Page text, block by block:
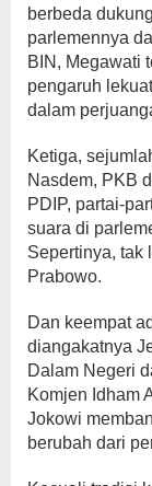
berbeda
parlemennya
BIN, Megawati
pengaruh
dalam
Ketiga,
Nasdem, PKB
PDIP, partai-
suara di
Sepertinya, tak
Prabowo.
Dan keempat
diangakatnya
Dalam Negeri
Komjen Idham
Jokowi
berubah dari